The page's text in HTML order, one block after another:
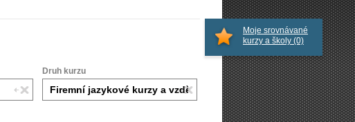
Druh kurzu
Moje srovnávané
kurzy a školy (0)